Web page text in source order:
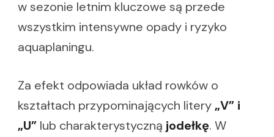
w sezonie letnim kluczowe są przede
wszystkim intensywne opady i ryzyko
aquaplaningu.
Za efekt odpowiada układ rowków o
kształtach przypominających litery „V” i
„U” lub charakterystyczną jodełkę. W